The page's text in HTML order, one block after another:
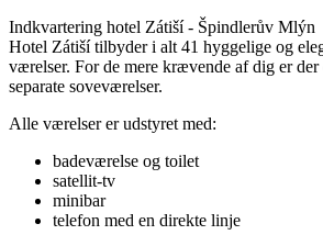
Indkvartering hotel Zátiší - Špindlerův Mlýn
Hotel Zátiší tilbyder i alt 41 hyggelige og
værelser. For de mere krævende af dig er der
separate soveværelser.
Alle værelser er udstyret med:
badeværelse og toilet
satellit-tv
minibar
telefon med en direkte linje